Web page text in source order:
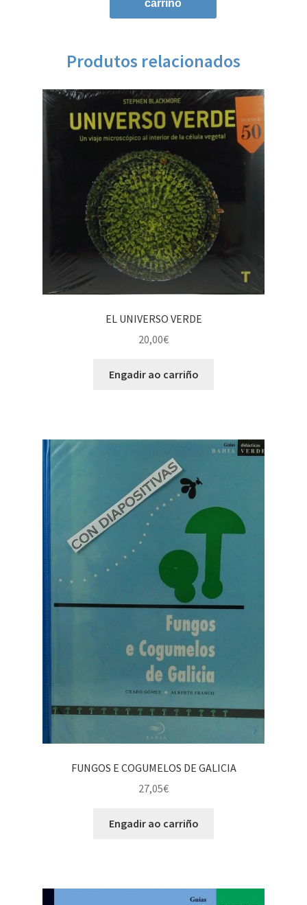
carriño
Produtos relacionados
EL UNIVERSO VERDE
20,00€
Engadir ao carriño
FUNGOS E COGUMELOS DE GALICIA
27,05€
Engadir ao carriño